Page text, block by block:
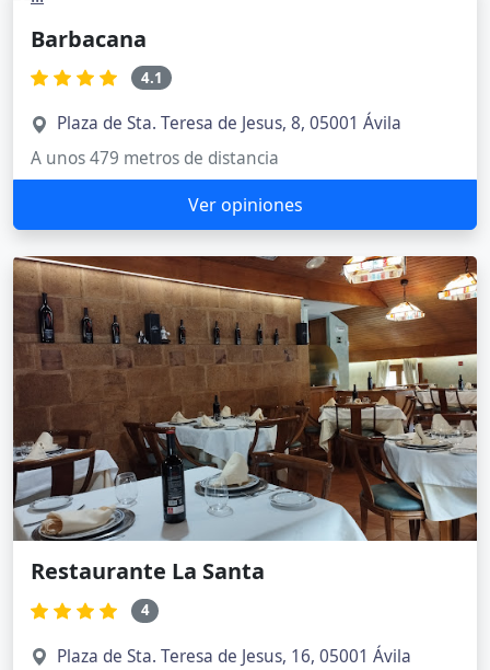
Barbacana
4.1
Plaza de Sta. Teresa de Jesus, 8, 05001 Ávila
A unos 479 metros de distancia
Ver opiniones
Restaurante La Santa
4
Plaza de Sta. Teresa de Jesus, 16, 05001 Ávila